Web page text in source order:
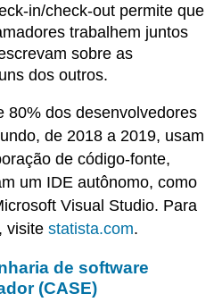
in/check-out permite que
trabalhem juntos
sobre as
dos outros.
80% dos desenvolvedores
de 2018 a 2019, usam
de código-fonte,
um IDE autônomo, como
Visual Studio. Para
visitestatista.com.
de software
(CASE)